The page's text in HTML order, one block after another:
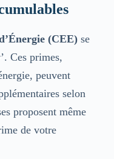
(CEE)se
Ces primes,
peuvent
selon
proposent même
de votre